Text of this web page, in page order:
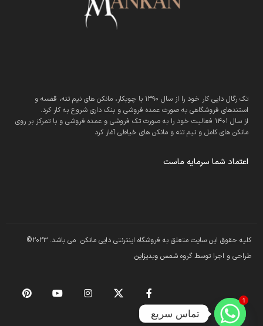
تک رگال دایی کار خود را از سال 1390 با چوبکار، مانکن های نیم تنه، قفسه و
استندهای فروشگاهی به صورت عمده فروشی و بنک داری شروع به کار کرد.
از سال 1401 فعالیت خود را به صورت تک فروشی و عمده فروشی و با تمرکز بر روی
مانکن های کامل و نیم تنه و مانکن های خیاطی آغاز کرد
اعتماد شما سرمایه ماست
کلیه حقوق این سایت متعلق به فروشگاه اینترنتی دایی مانکن می باشد. 2023©
طراحی و اجرا توسط گروه شمس وبدیزاین
1
تماس سریع